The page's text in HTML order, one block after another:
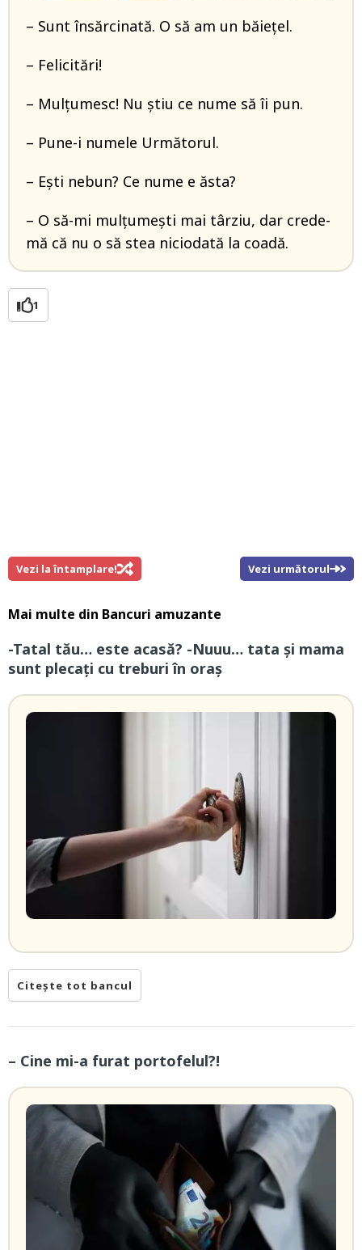
– Sunt însărcinată. O să am un băiețel.
– Felicitări!
– Mulțumesc! Nu știu ce nume să îi pun.
– Pune-i numele Următorul.
– Ești nebun? Ce nume e ăsta?
– O să-mi mulțumești mai târziu, dar crede-
mă că nu o să stea niciodată la coadă.
1
Vezi la întamplare! Vezi următorul
Mai multe din Bancuri amuzante
-Tatal tău… este acasă? -Nuuu… tata și mama
sunt plecați cu treburi în oraș
Citește tot bancul
– Cine mi-a furat portofelul?!